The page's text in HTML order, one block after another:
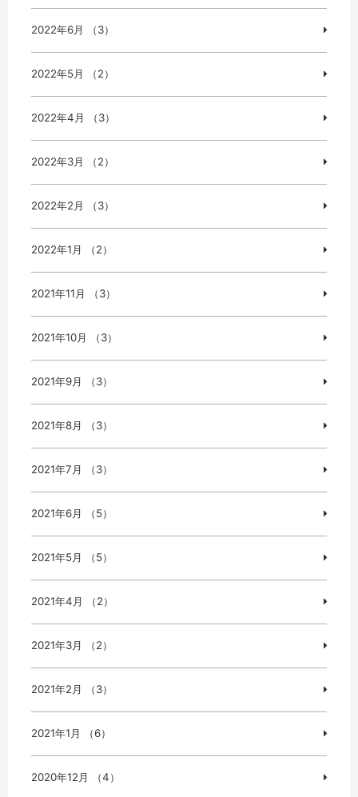
2022年6月 （3）
2022年5月 （2）
2022年4月 （3）
2022年3月 （2）
2022年2月 （3）
2022年1月 （2）
2021年11月 （3）
2021年10月 （3）
2021年9月 （3）
2021年8月 （3）
2021年7月 （3）
2021年6月 （5）
2021年5月 （5）
2021年4月 （2）
2021年3月 （2）
2021年2月 （3）
2021年1月 （6）
2020年12月 （4）